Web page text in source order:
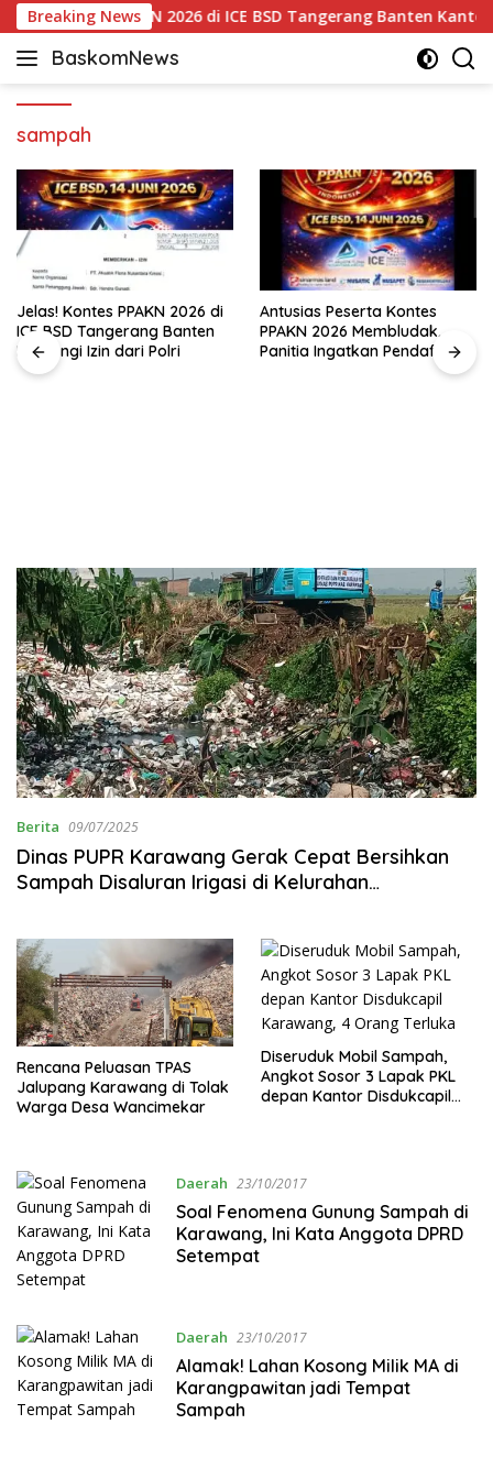
Langsung
ke
konten
Breaking News
Kontes PPAKN 2026 di ICE BSD Tangerang Banten
BaskomNews
Informasi
dan
Terhangat
sampah
Jelas! Kontes PPAKN 2026 di
ICE BSD Tangerang Banten
Kantongi Izin dari Polri
Antusias Peserta Kontes
PPAKN 2026 Membludak,
Panitia Ingatkan Pendaftaran
Berita 09/07/2025
Dinas PUPR Karawang Gerak Cepat Bersihkan
Sampah Disaluran Irigasi di Kelurahan
Rencana Peluasan TPAS
Jalupang Karawang di Tolak
Warga Desa Wancimekar
Diseruduk Mobil Sampah,
Angkot Sosor 3 Lapak PKL
depan Kantor Disdukcapil
Daerah 23/10/2017
Soal Fenomena Gunung Sampah di
Karawang, Ini Kata Anggota DPRD
Setempat
Daerah 23/10/2017
Alamak! Lahan Kosong Milik MA di
Karangpawitan jadi Tempat
Sampah